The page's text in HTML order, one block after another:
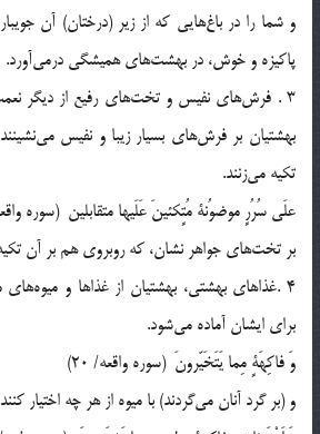
و شما را در باغ‌هايي كه از زير (درختان) آن
پاكيزه و خوش، در بهشت‌هاي هميشگي درمي‌آورد.
3 . فرش‌هاي نفيس و تخت‌هاي رفيع از ديگر
بهشتیان بر فرش‌هاي بسيار زيبا و نفيس
تكيه مي‌زنند.
علَي سُرُرٍ موضوُنة مُتٍكئينَ عَلَيها متقابلين (سوره واقعه / 15
بر تخت‌هاي جواهر نشان، كه روبروي هم بر آن تكيه
4 .غذاهاي بهشتي، بهشتيان از غذاها و ميوه‌هاي
براي ايشان آماده مي‌شود.
وَ فاكِهَةٍ مِما يَتَخَيّرونَ (سوره واقعه/ 20)
و (بر گرد آنان مي‌گردند) با ميوه از هر چه اختيار